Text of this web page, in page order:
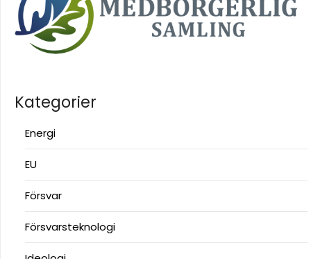
Kategorier
Energi
EU
Försvar
Försvarsteknologi